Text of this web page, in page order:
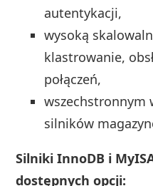
autentykacji,
wysoką
klastrowanie,
połączeń,
wszechstronnym
silników
Silniki InnoDB i
dostępnych opcji: